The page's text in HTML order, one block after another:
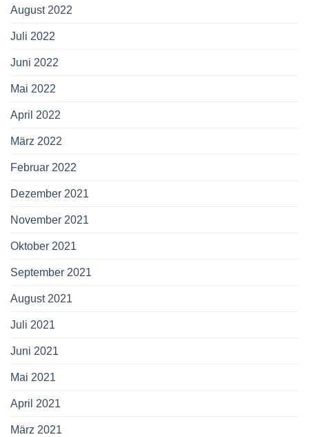
August 2022
Juli 2022
Juni 2022
Mai 2022
April 2022
März 2022
Februar 2022
Dezember 2021
November 2021
Oktober 2021
September 2021
August 2021
Juli 2021
Juni 2021
Mai 2021
April 2021
März 2021